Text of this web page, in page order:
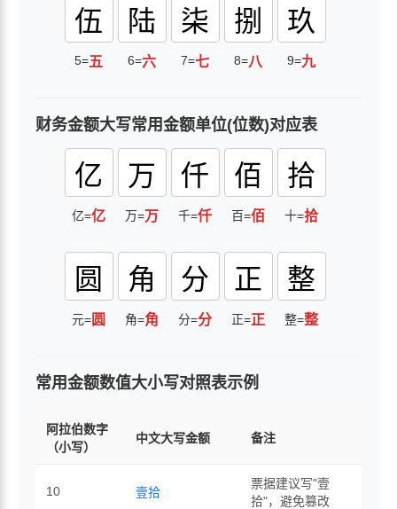
伍
5=五
陆
6=六
柒
7=七
捌
8=八
玖
9=九
财务金额大写常用金额单位(位数)对应表
亿
亿=亿
万
万=万
仟
千=仟
佰
百=佰
拾
十=拾
圆
元=圆
角
角=角
分
分=分
正
正=正
整
整=整
常用金额数值大小写对照表示例
阿拉伯数字
（小写）
中文大写金额 备注
10 壹拾
票据建议写"壹
拾"，避免篡改